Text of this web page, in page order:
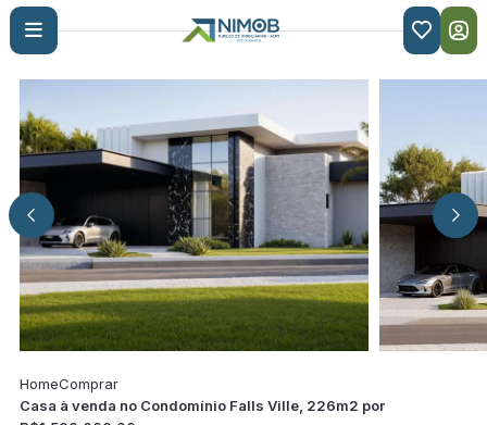

HomeComprar
Casa à venda no Condomínio Falls Ville, 226m2 por